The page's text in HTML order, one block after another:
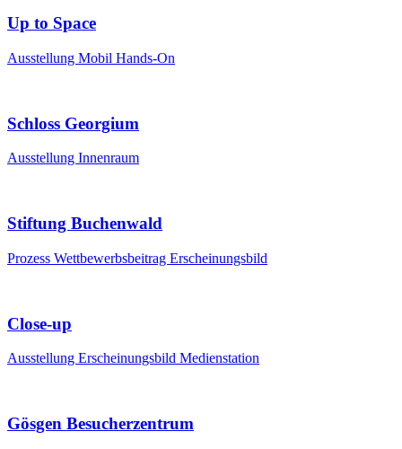
Up to Space
Ausstellung Mobil Hands-On
Schloss Georgium
Ausstellung Innenraum
Stiftung Buchenwald
Prozess Wettbewerbsbeitrag Erscheinungsbild
Close-up
Ausstellung Erscheinungsbild Medienstation
Gösgen Besucherzentrum